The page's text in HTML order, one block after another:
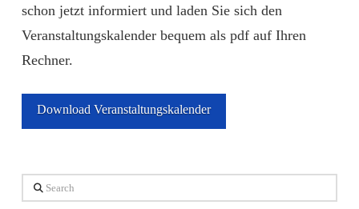
schon jetzt informiert und laden Sie sich den
Veranstaltungskalender bequem als pdf auf Ihren
Rechner.
Download Veranstaltungskalender
Search